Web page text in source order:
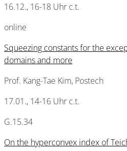
16.12., 16-18 Uhr c.t.
online
Squeezing constants for the
domains and more
Prof. Kang-Tae Kim, Postech
17.01., 14-16 Uhr c.t.
G.15.34
On the hyperconvex index of